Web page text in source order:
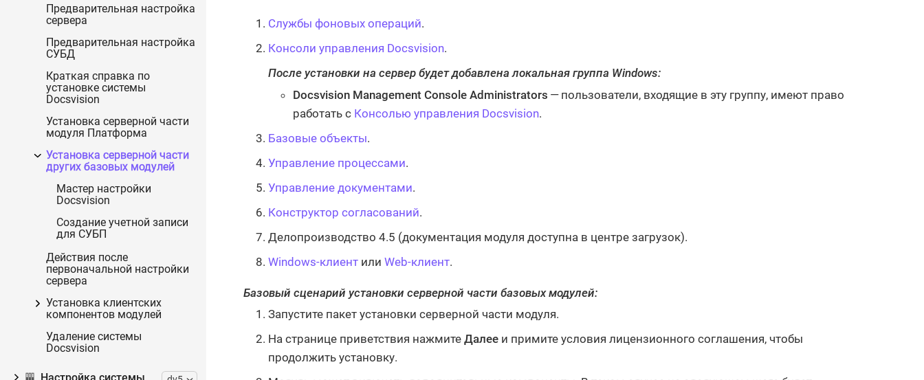
Предварительная настройка
сервера
Предварительная настройка
СУБД
Краткая справка по
установке системы
Docsvision
Установка серверной части
модуля Платформа
Установка серверной части
других базовых модулей
Мастер настройки
Docsvision
Создание учетной записи
для СУБП
Действия после
первоначальной настройки
сервера
Установка клиентских
компонентов модулей
Удаление системы
Docsvision
Службы фоновых операций.
Консоли управления Docsvision.
После установки на сервер будет добавлена локальная группа Windows:
Docsvision Management Console Administrators — пользователи, входящие в эту группу, имеют право
работать с Консолью управления Docsvision.
Базовые объекты.
Управление процессами.
Управление документами.
Конструктор согласований.
Делопроизводство 4.5 (документация модуля доступна в центре загрузок).
Windows-клиент или Web-клиент.
Базовый сценарий установки серверной части базовых модулей:
Запустите пакет установки серверной части модуля.
На странице приветствия нажмите Далее и примите условия лицензионного соглашения, чтобы
продолжить установку.